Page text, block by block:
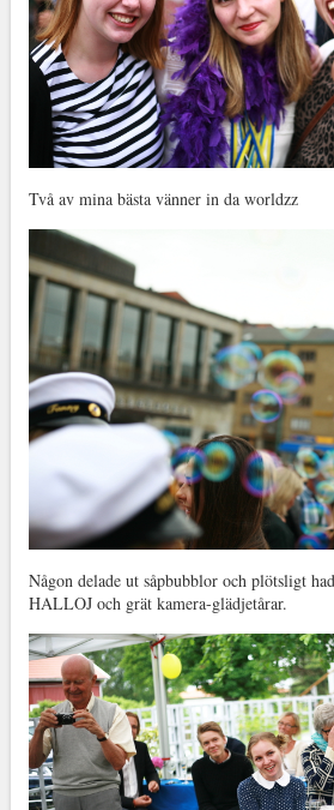
Två av mina bästa vänner in da worldzz
Någon delade ut såpbubblor och plötsligt
HALLOJ och grät kamera-glädjetårar.